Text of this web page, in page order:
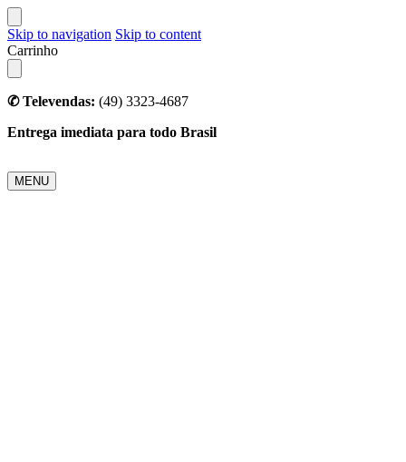
Skip to navigation Skip to content
Carrinho
✆ Televendas: (49) 3323-4687
Entrega imediata para todo Brasil
MENU